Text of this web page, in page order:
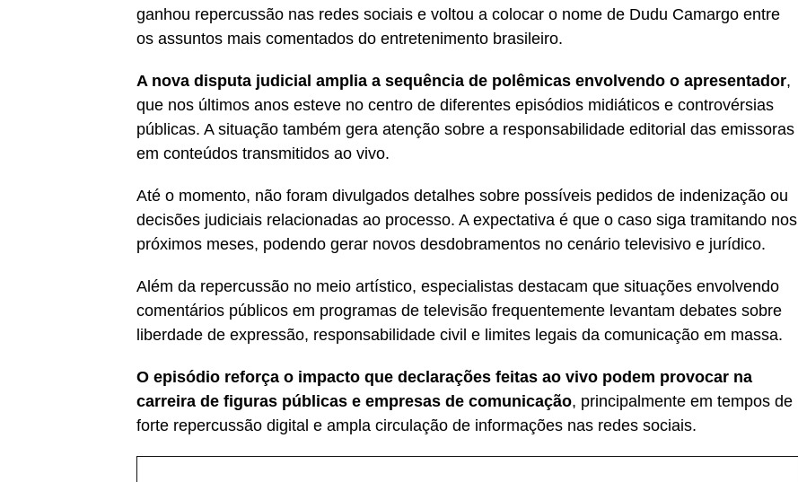
ganhou repercussão nas redes sociais e voltou a colocar o nome de Dudu Camargo entre
os assuntos mais comentados do entretenimento brasileiro.
A nova disputa judicial amplia a sequência de polêmicas envolvendo o apresentador,
que nos últimos anos esteve no centro de diferentes episódios midiáticos e controvérsias
públicas. A situação também gera atenção sobre a responsabilidade editorial das emissoras
em conteúdos transmitidos ao vivo.
Até o momento, não foram divulgados detalhes sobre possíveis pedidos de indenização ou
decisões judiciais relacionadas ao processo. A expectativa é que o caso siga tramitando nos
próximos meses, podendo gerar novos desdobramentos no cenário televisivo e jurídico.
Além da repercussão no meio artístico, especialistas destacam que situações envolvendo
comentários públicos em programas de televisão frequentemente levantam debates sobre
liberdade de expressão, responsabilidade civil e limites legais da comunicação em massa.
O episódio reforça o impacto que declarações feitas ao vivo podem provocar na
carreira de figuras públicas e empresas de comunicação, principalmente em tempos de
forte repercussão digital e ampla circulação de informações nas redes sociais.